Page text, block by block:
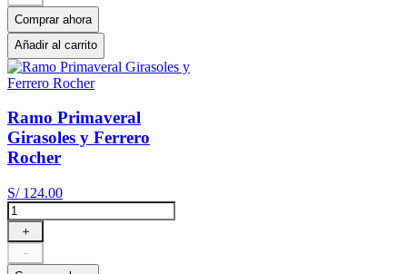
Comprar ahora
Añadir al carrito
Ramo Primaveral
Girasoles y Ferrero
Rocher
S/ 124.00
＋
－